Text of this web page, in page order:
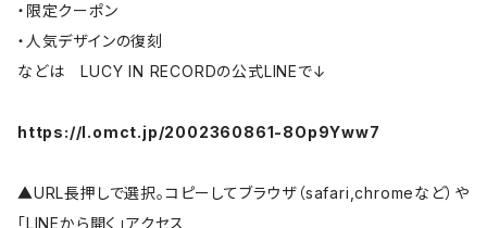
・限定クーポン
・人気デザインの復刻
などは LUCY IN RECORDの公式LINEで↓
https://l.omct.jp/2002360861-8Op9Yww7
▲URL長押しで選択。コピーしてブラウザ（safari,chromeなど）や
「LINEから開く」アクセス